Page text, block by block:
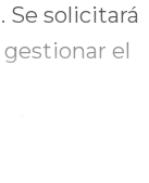
Se solicitará
el